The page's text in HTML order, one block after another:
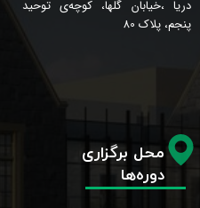
دریا ،خیابان گلها، کوچه‌ی توحید
پنجم، پلاک 80
محل برگزاری
دوره‌ها